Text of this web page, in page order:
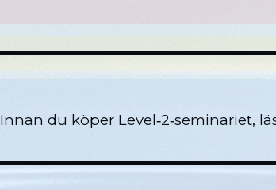
Innan du köper Level‑2‑seminariet,